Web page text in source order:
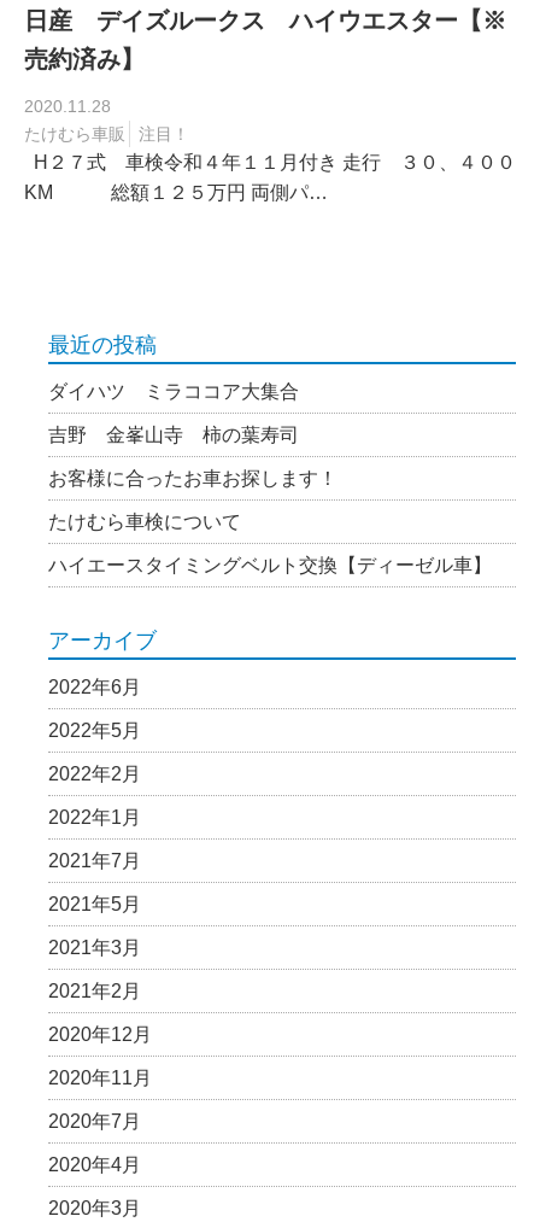
日産 デイズルークス ハイウエスター【※
売約済み】
2020.11.28
たけむら車販
注目！
H２７式 車検令和４年１１月付き 走行 ３０、４００
KM 総額１２５万円 両側パ…
最近の投稿
ダイハツ ミラココア大集合
吉野 金峯山寺 柿の葉寿司
お客様に合ったお車お探します！
たけむら車検について
ハイエースタイミングベルト交換【ディーゼル車】
アーカイブ
2022年6月
2022年5月
2022年2月
2022年1月
2021年7月
2021年5月
2021年3月
2021年2月
2020年12月
2020年11月
2020年7月
2020年4月
2020年3月